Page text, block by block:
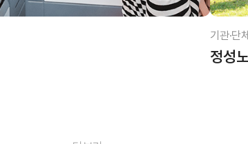
기관·단
정성